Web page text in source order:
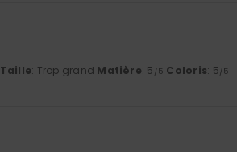
Taille: Trop grand Matière: 5 /5 Coloris: 5/5